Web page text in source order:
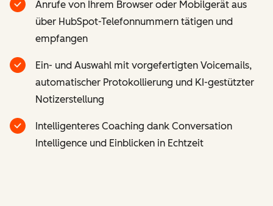
Anrufe von Ihrem Browser oder Mobilgerät aus
über HubSpot-Telefonnummern tätigen und
empfangen
Ein- und Auswahl mit vorgefertigten Voicemails,
automatischer Protokollierung und KI-gestützter
Notizerstellung
Intelligenteres Coaching dank Conversation
Intelligence und Einblicken in Echtzeit